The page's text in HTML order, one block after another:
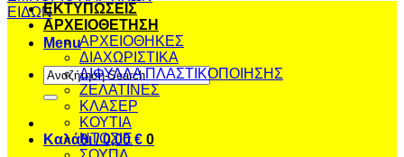
Menu
Αναζήτηση
για:
Καλάθι /0,00€ 0
ΕΚΤΥΠΩΣΕΙΣ
ΑΡΧΕΙΟΘΕΤΗΣΗ
ΑΡΧΕΙΟΘΗΚΕΣ
ΔΙΑΧΩΡΙΣΤΙΚΑ
ΔΙΦΥΛΛΑ ΠΛΑΣΤΙΚΟΠΟΙΗΣΗΣ
ΖΕΛΑΤΙΝΕΣ
ΚΛΑΣΕΡ
ΚΟΥΤΙΑ
ΝΤΟΣΙΕ